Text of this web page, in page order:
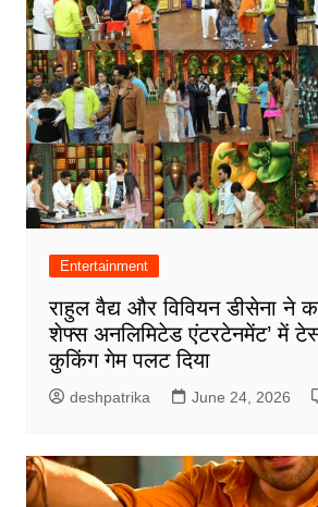
Entertainment
राहुल वैद्य और विवियन डीसेना ने
शेफ्स अनलिमिटेड एंटरटेनमेंट’ में
कुकिंग गेम पलट दिया
deshpatrika June 24, 2026